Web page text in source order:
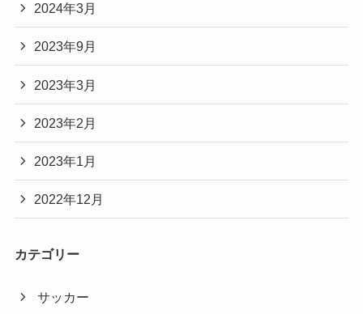
2024年3月
2023年9月
2023年3月
2023年2月
2023年1月
2022年12月
カテゴリー
サッカー